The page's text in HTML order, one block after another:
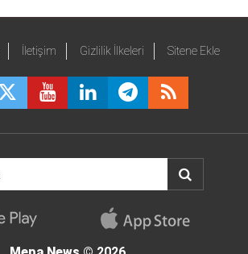
İletişim Gizlilik İlkeleri Sitene Ekle